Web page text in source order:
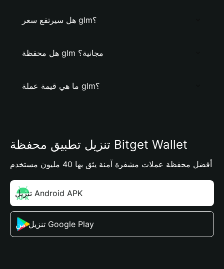
هل سيرتفع سعر glm؟
هل محفظة glm مجانية؟
ما هي قيمة عملة glm؟
تنزيل تطبيق محفظة Bitget Wallet
أفضل محفظة عملات مشفرة آمنة يثق بها 40 مليون مستخدم
تنزيل Android APK
تنزيل من Google Play